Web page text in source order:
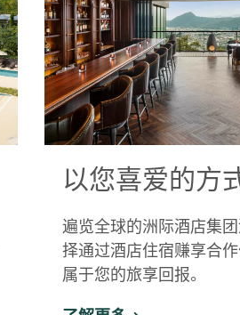
以您喜爱的方
遍览全球的洲际酒店集
择通过酒店住宿赚享合
属于您的旅享回报。